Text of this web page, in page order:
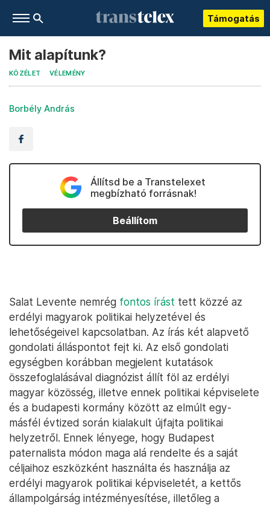
Támogatás
Mit alapítunk?
KÖZÉLET VÉLEMÉNY
Borbély András
Állítsd be a Transtelexet
megbízható forrásnak!
Beállítom
Salat Levente nemrég fontos írást tett közzé az
erdélyi magyarok politikai helyzetével és
lehetőségeivel kapcsolatban. Az írás két alapvető
gondolati álláspontot fejt ki. Az első gondolati
egységben korábban megjelent kutatások
összefoglalásával diagnózist állít föl az erdélyi
magyar közösség, illetve ennek politikai képviselete
és a budapesti kormány között az elmúlt egy-
másfél évtized során kialakult újfajta politikai
helyzetről. Ennek lényege, hogy Budapest
paternalista módon maga alá rendelte és a saját
céljaihoz eszközként használta és használja az
erdélyi magyarok politikai képviseletét, a kettős
állampolgárság intézményesítése, illetőleg a